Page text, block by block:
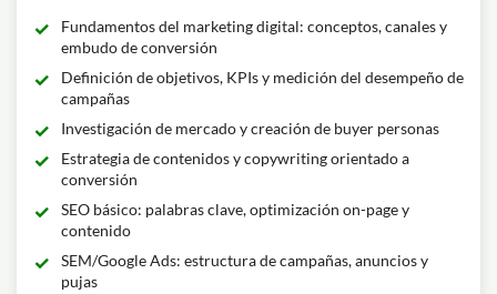
Fundamentos del marketing digital: conceptos, canales y
embudo de conversión
Definición de objetivos, KPIs y medición del desempeño de
campañas
Investigación de mercado y creación de buyer personas
Estrategia de contenidos y copywriting orientado a
conversión
SEO básico: palabras clave, optimización on-page y
contenido
SEM/Google Ads: estructura de campañas, anuncios y
pujas